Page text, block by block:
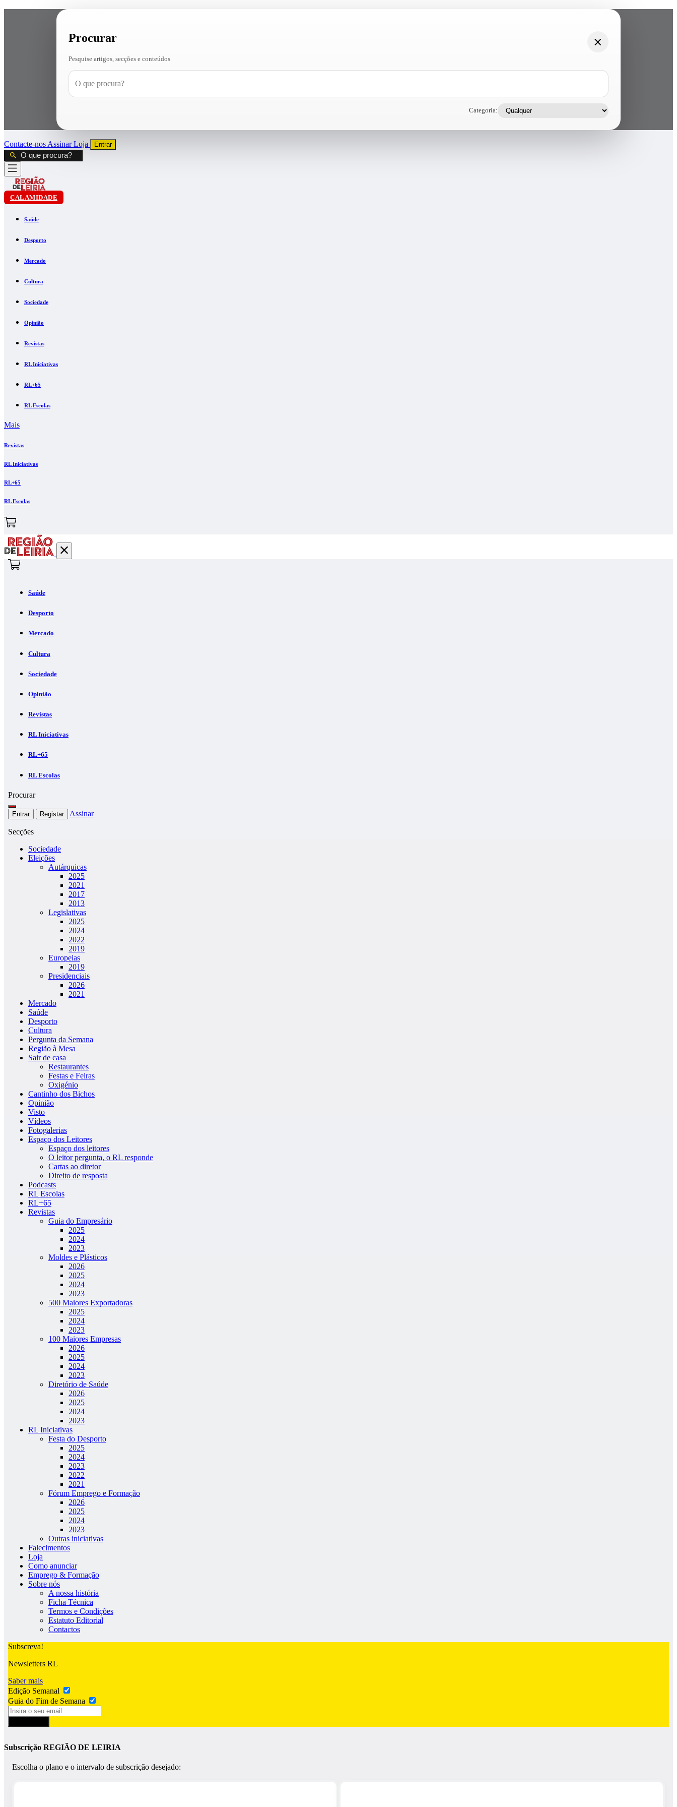
Procurar
Pesquise artigos, secções e conteúdos
Categoria:
Contacte-nos AssinarLoja Entrar
CALAMIDADE
Saúde
Desporto
Mercado
Cultura
Sociedade
Opinião
Revistas
RL Iniciativas
RL+65
RL Escolas
Mais
Revistas
RL Iniciativas
RL+65
RL Escolas
Saúde
Desporto
Mercado
Cultura
Sociedade
Opinião
Revistas
RL Iniciativas
RL+65
RL Escolas
Procurar
Entrar Registar Assinar
Secções
Sociedade
Eleições
Autárquicas
2025
2021
2017
2013
Legislativas
2025
2024
2022
2019
Europeias
2019
Presidenciais
2026
2021
Mercado
Saúde
Desporto
Cultura
Pergunta da Semana
Região à Mesa
Sair de casa
Restaurantes
Festas e Feiras
Oxigénio
Cantinho dos Bichos
Opinião
Visto
Vídeos
Fotogalerias
Espaço dos Leitores
Espaço dos leitores
O leitor pergunta, o RL responde
Cartas ao diretor
Direito de resposta
Podcasts
RL Escolas
RL+65
Revistas
Guia do Empresário
2025
2024
2023
Moldes e Plásticos
2026
2025
2024
2023
500 Maiores Exportadoras
2025
2024
2023
100 Maiores Empresas
2026
2025
2024
2023
Diretório de Saúde
2026
2025
2024
2023
RL Iniciativas
Festa do Desporto
2025
2024
2023
2022
2021
Fórum Emprego e Formação
2026
2025
2024
2023
Outras iniciativas
Falecimentos
Loja
Como anunciar
Emprego & Formação
Sobre nós
A nossa história
Ficha Técnica
Termos e Condições
Estatuto Editorial
Contactos
Subscreva!
Newsletters RL
Saber mais
Edição Semanal
Guia do Fim de Semana
Subscrição REGIÃO DE LEIRIA
Escolha o plano e o intervalo de subscrição desejado: